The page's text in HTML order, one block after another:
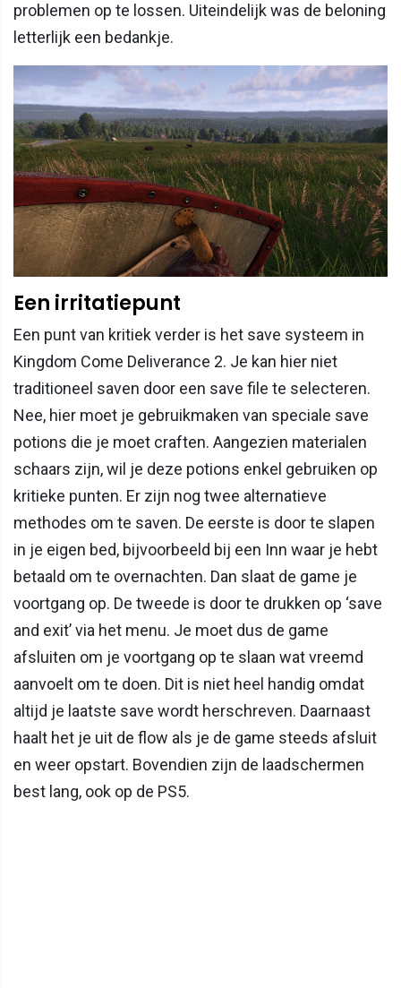
problemen op te lossen. Uiteindelijk was de beloning
letterlijk een bedankje.
Een irritatiepunt
Een punt van kritiek verder is het save systeem in
Kingdom Come Deliverance 2. Je kan hier niet
traditioneel saven door een save file te selecteren.
Nee, hier moet je gebruikmaken van speciale save
potions die je moet craften. Aangezien materialen
schaars zijn, wil je deze potions enkel gebruiken op
kritieke punten. Er zijn nog twee alternatieve
methodes om te saven. De eerste is door te slapen
in je eigen bed, bijvoorbeeld bij een Inn waar je hebt
betaald om te overnachten. Dan slaat de game je
voortgang op. De tweede is door te drukken op ‘save
and exit’ via het menu. Je moet dus de game
afsluiten om je voortgang op te slaan wat vreemd
aanvoelt om te doen. Dit is niet heel handig omdat
altijd je laatste save wordt herschreven. Daarnaast
haalt het je uit de flow als je de game steeds afsluit
en weer opstart. Bovendien zijn de laadschermen
best lang, ook op de PS5.